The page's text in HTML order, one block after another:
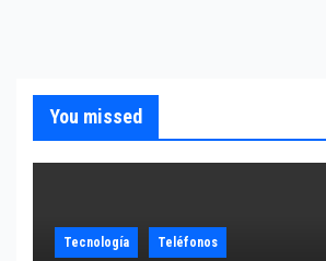
You missed
Tecnología Teléfonos